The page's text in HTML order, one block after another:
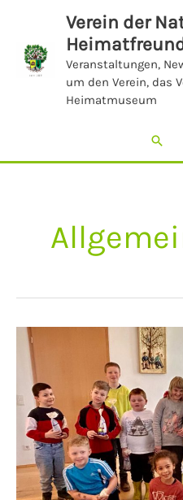
springen
Verein der
Veranstaltungen,
um den Verein, das
Heimatmuseum
Osterbasteln